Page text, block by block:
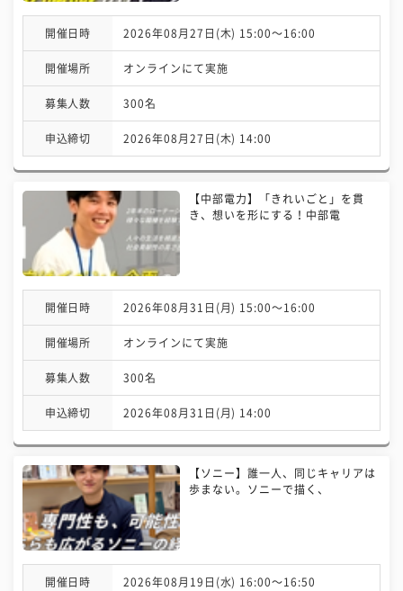
開催日時 2026年08月27日(木) 15:00〜16:00
開催場所 オンラインにて実施
募集人数 300名
申込締切 2026年08月27日(木) 14:00
【中部電力】「きれいごと」を貫
き、想いを形にする！中部電
開催日時 2026年08月31日(月) 15:00〜16:00
開催場所 オンラインにて実施
募集人数 300名
申込締切 2026年08月31日(月) 14:00
【ソニー】誰一人、同じキャリアは
歩まない。ソニーで描く、
開催日時 2026年08月19日(水) 16:00〜16:50